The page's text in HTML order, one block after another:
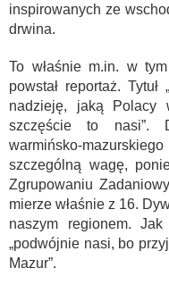
inspirowanych ze
drwina.
To właśnie m.in. w
powstał reportaż.
nadzieję, jaką Polacy
szczęście to nasi”.
warmińsko-
szczególną wagę,
Zgrupowaniu
mierze właśnie z 16.
naszym regionem.
„podwójnie nasi, bo
Mazur”.